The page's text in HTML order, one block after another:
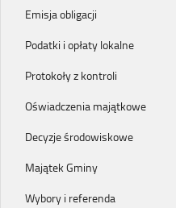
Emisja obligacji
Podatki i opłaty lokalne
Protokoły z kontroli
Oświadczenia majątkowe
Decyzje środowiskowe
Majątek Gminy
Wybory i referenda